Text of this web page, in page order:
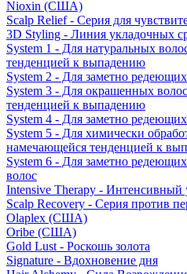
Nioxin (США)
Scalp Relief - Серия для
3D Styling - Линия укладочных
System 1 - Для натуральных
тенденцией к выпадению
System 2 - Для заметно
System 3 - Для окрашенных
тенденцией к выпадению
System 4 - Для заметно
System 5 - Для химически
намечающейся тенденцией к
System 6 - Для заметно
волос
Intensive Therapy - Интенсивный
Scalp Recovery - Серия против
Olaplex (США)
Oribe (США)
Gold Lust - Роскошь золота
Signature - Вдохновение дня